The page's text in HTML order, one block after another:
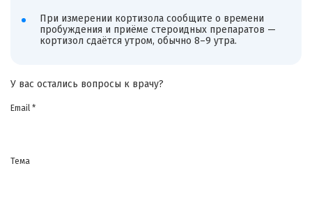
При измерении кортизола сообщите о времени
пробуждения и приёме стероидных препаратов —
кортизол сдаётся утром, обычно 8–9 утра.
У вас остались вопросы к врачу?
Email *
Тема